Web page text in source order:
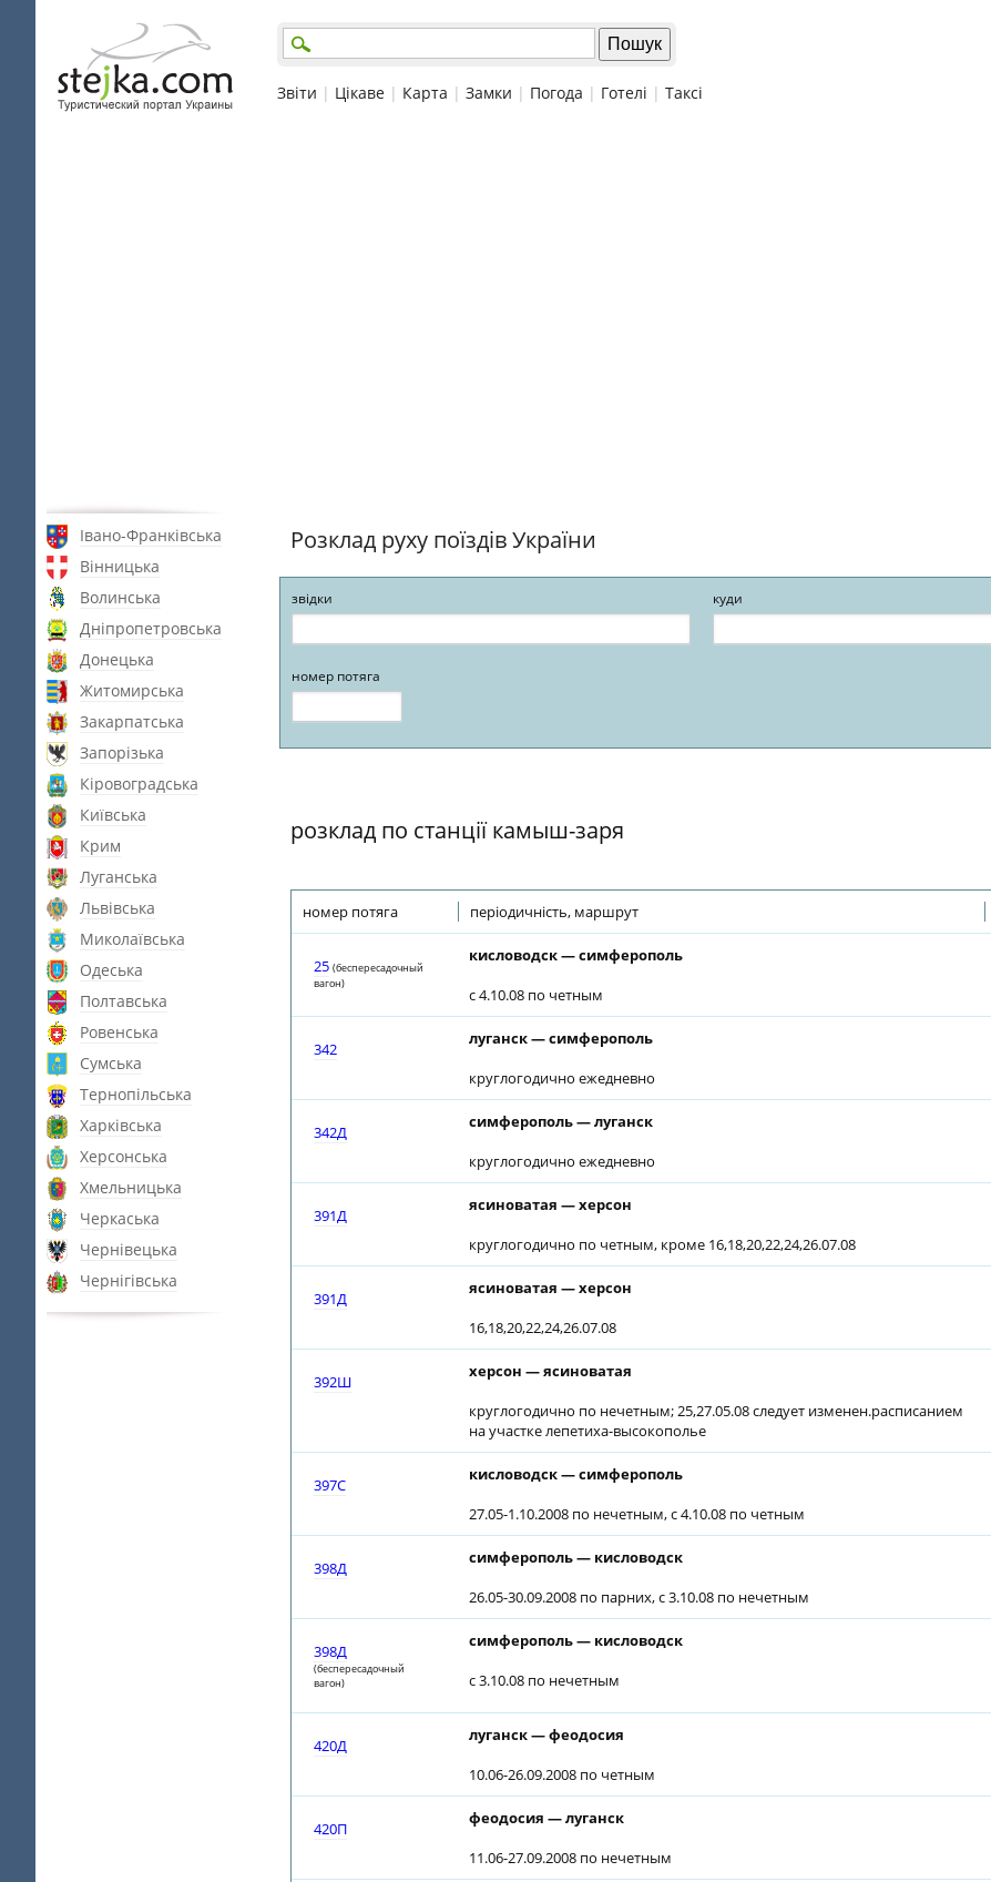
Звіти | Цікаве | Карта | Замки | Погода | Готелі | Таксі
Івано-Франківська
Вінницька
Волинська
Дніпропетровська
Донецька
Житомирська
Закарпатська
Запорізька
Кіровоградська
Київська
Крим
Луганська
Львівська
Миколаївська
Одеська
Полтавська
Ровенська
Сумська
Тернопільська
Харківська
Херсонська
Хмельницька
Черкаська
Чернівецька
Чернігівська
Розклад руху поїздів України
звідки куди
номер потяга
розклад по станції камыш-заря
номер потяга періодичність, маршрут
25 (беспересадочный
вагон)
кисловодск — симферополь
с 4.10.08 по четным
342
луганск — симферополь
круглогодично ежедневно
342Д
симферополь — луганск
круглогодично ежедневно
391Д
ясиноватая — херсон
круглогодично по четным, кроме 16,18,20,22,24,26.07.08
391Д
ясиноватая — херсон
16,18,20,22,24,26.07.08
392Ш
херсон — ясиноватая
круглогодично по нечетным; 25,27.05.08 следует изменен.расписанием
на участке лепетиха-высокополье
397С
кисловодск — симферополь
27.05-1.10.2008 по нечетным, с 4.10.08 по четным
398Д
симферополь — кисловодск
26.05-30.09.2008 по парних, с 3.10.08 по нечетным
398Д
(беспересадочный
вагон)
симферополь — кисловодск
с 3.10.08 по нечетным
420Д
луганск — феодосия
10.06-26.09.2008 по четным
420П
феодосия — луганск
11.06-27.09.2008 по нечетным